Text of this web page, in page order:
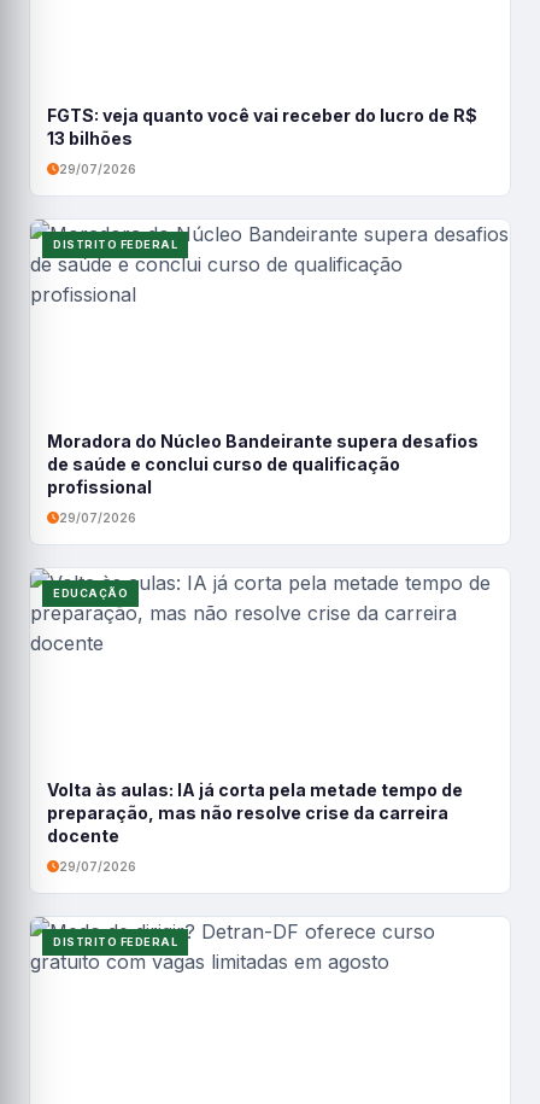
FGTS: veja quanto você vai receber do lucro de R$
13 bilhões
29/07/2026
DISTRITO FEDERAL
Moradora do Núcleo Bandeirante supera desafios
de saúde e conclui curso de qualificação
profissional
29/07/2026
EDUCAÇÃO
Volta às aulas: IA já corta pela metade tempo de
preparação, mas não resolve crise da carreira
docente
29/07/2026
DISTRITO FEDERAL